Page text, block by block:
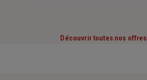
Découvrir toutes nos offres